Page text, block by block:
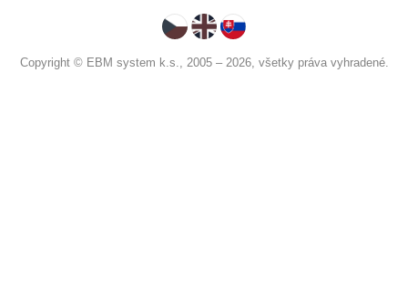
Copyright © EBM system k.s., 2005 – 2026, všetky práva vyhradené.